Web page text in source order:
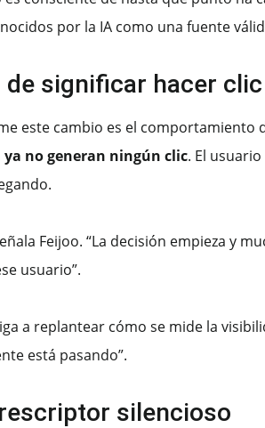
por la IA como una fuente
de significar hacer clic
este cambio es el comportamiento
no generan ningún clic. El
Feijoo. “La decisión empieza y
usuario”.
a replantear cómo se mide la
está pasando”.
silencioso